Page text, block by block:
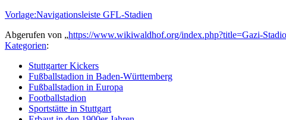
Vorlage:Navigationsleiste GFL-Stadien
Abgerufen von „https://www.wikiwaldhof.org/index.php?title=Gazi-
Kategorien:
Stuttgarter Kickers
Fußballstadion in Baden-Württemberg
Fußballstadion in Europa
Footballstadion
Sportstätte in Stuttgart